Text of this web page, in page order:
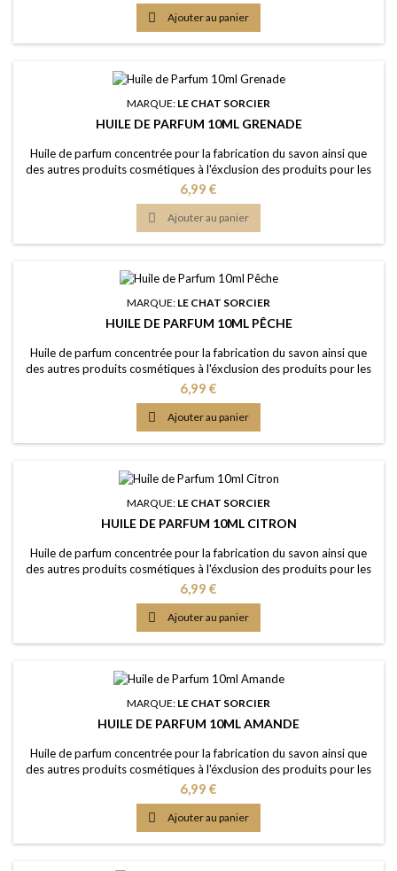
Dosage conseillé: 2% à 5% Certification: Certficat de conformité
IFRA 50e et...
 Ajouter au panier
MARQUE: LE CHAT SORCIER
HUILE DE PARFUM 10ML GRENADE
Huile de parfum concentrée pour la fabrication du savon ainsi que
des autres produits cosmétiques à l'éxclusion des produits pour les
lèvres ou la bouche Caractère: fragrance fruitée, tropicale, aigre-
douce, rafraîchissante Couleur: Sans colorants - couleur naturelle:
Jaune clair Dosage conseillé: 2% à 5% Certification: Certficat de
conformité...
Prix
6,99 €
 Ajouter au panier
MARQUE: LE CHAT SORCIER
HUILE DE PARFUM 10ML PÊCHE
Huile de parfum concentrée pour la fabrication du savon ainsi que
des autres produits cosmétiques à l'éxclusion des produits pour les
lèvres ou la bouche Caractère: arôme délicat, fruité, sucrée avec une
pointe d'acidité Couleur: Sans colorants - couleur naturelle: Orange
Dosage conseillé: 2% à 5% Certification: Certficat de conformité
IFRA 50e et...
Prix
6,99 €
 Ajouter au panier
MARQUE: LE CHAT SORCIER
HUILE DE PARFUM 10ML CITRON
Huile de parfum concentrée pour la fabrication du savon ainsi que
des autres produits cosmétiques à l'éxclusion des produits pour les
lèvres ou la bouche Caractère: rafraîchissant, fruité, acidique,
piquante, propre Couleur: Sans colorants - couleur naturelle: Jaune
clair Dosage maximal: IFRA classe 9 (Savon) 4,80%
Certification: Certficat de...
Prix
6,99 €
 Ajouter au panier
MARQUE: LE CHAT SORCIER
HUILE DE PARFUM 10ML AMANDE
Huile de parfum concentrée pour la fabrication du savon ainsi que
des autres produits cosmétiques à l'éxclusion des produits pour les
lèvres ou la bouche Caractère: arôme doux et fragrant, fruité,
noyauté Couleur: Sans colorants - couleur naturelle: Jaune clair
Dosage maximal: IFRA classe 9 (Savon) 1,96% Certification: Certficat
de conformité IFRA...
Prix
6,99 €
 Ajouter au panier